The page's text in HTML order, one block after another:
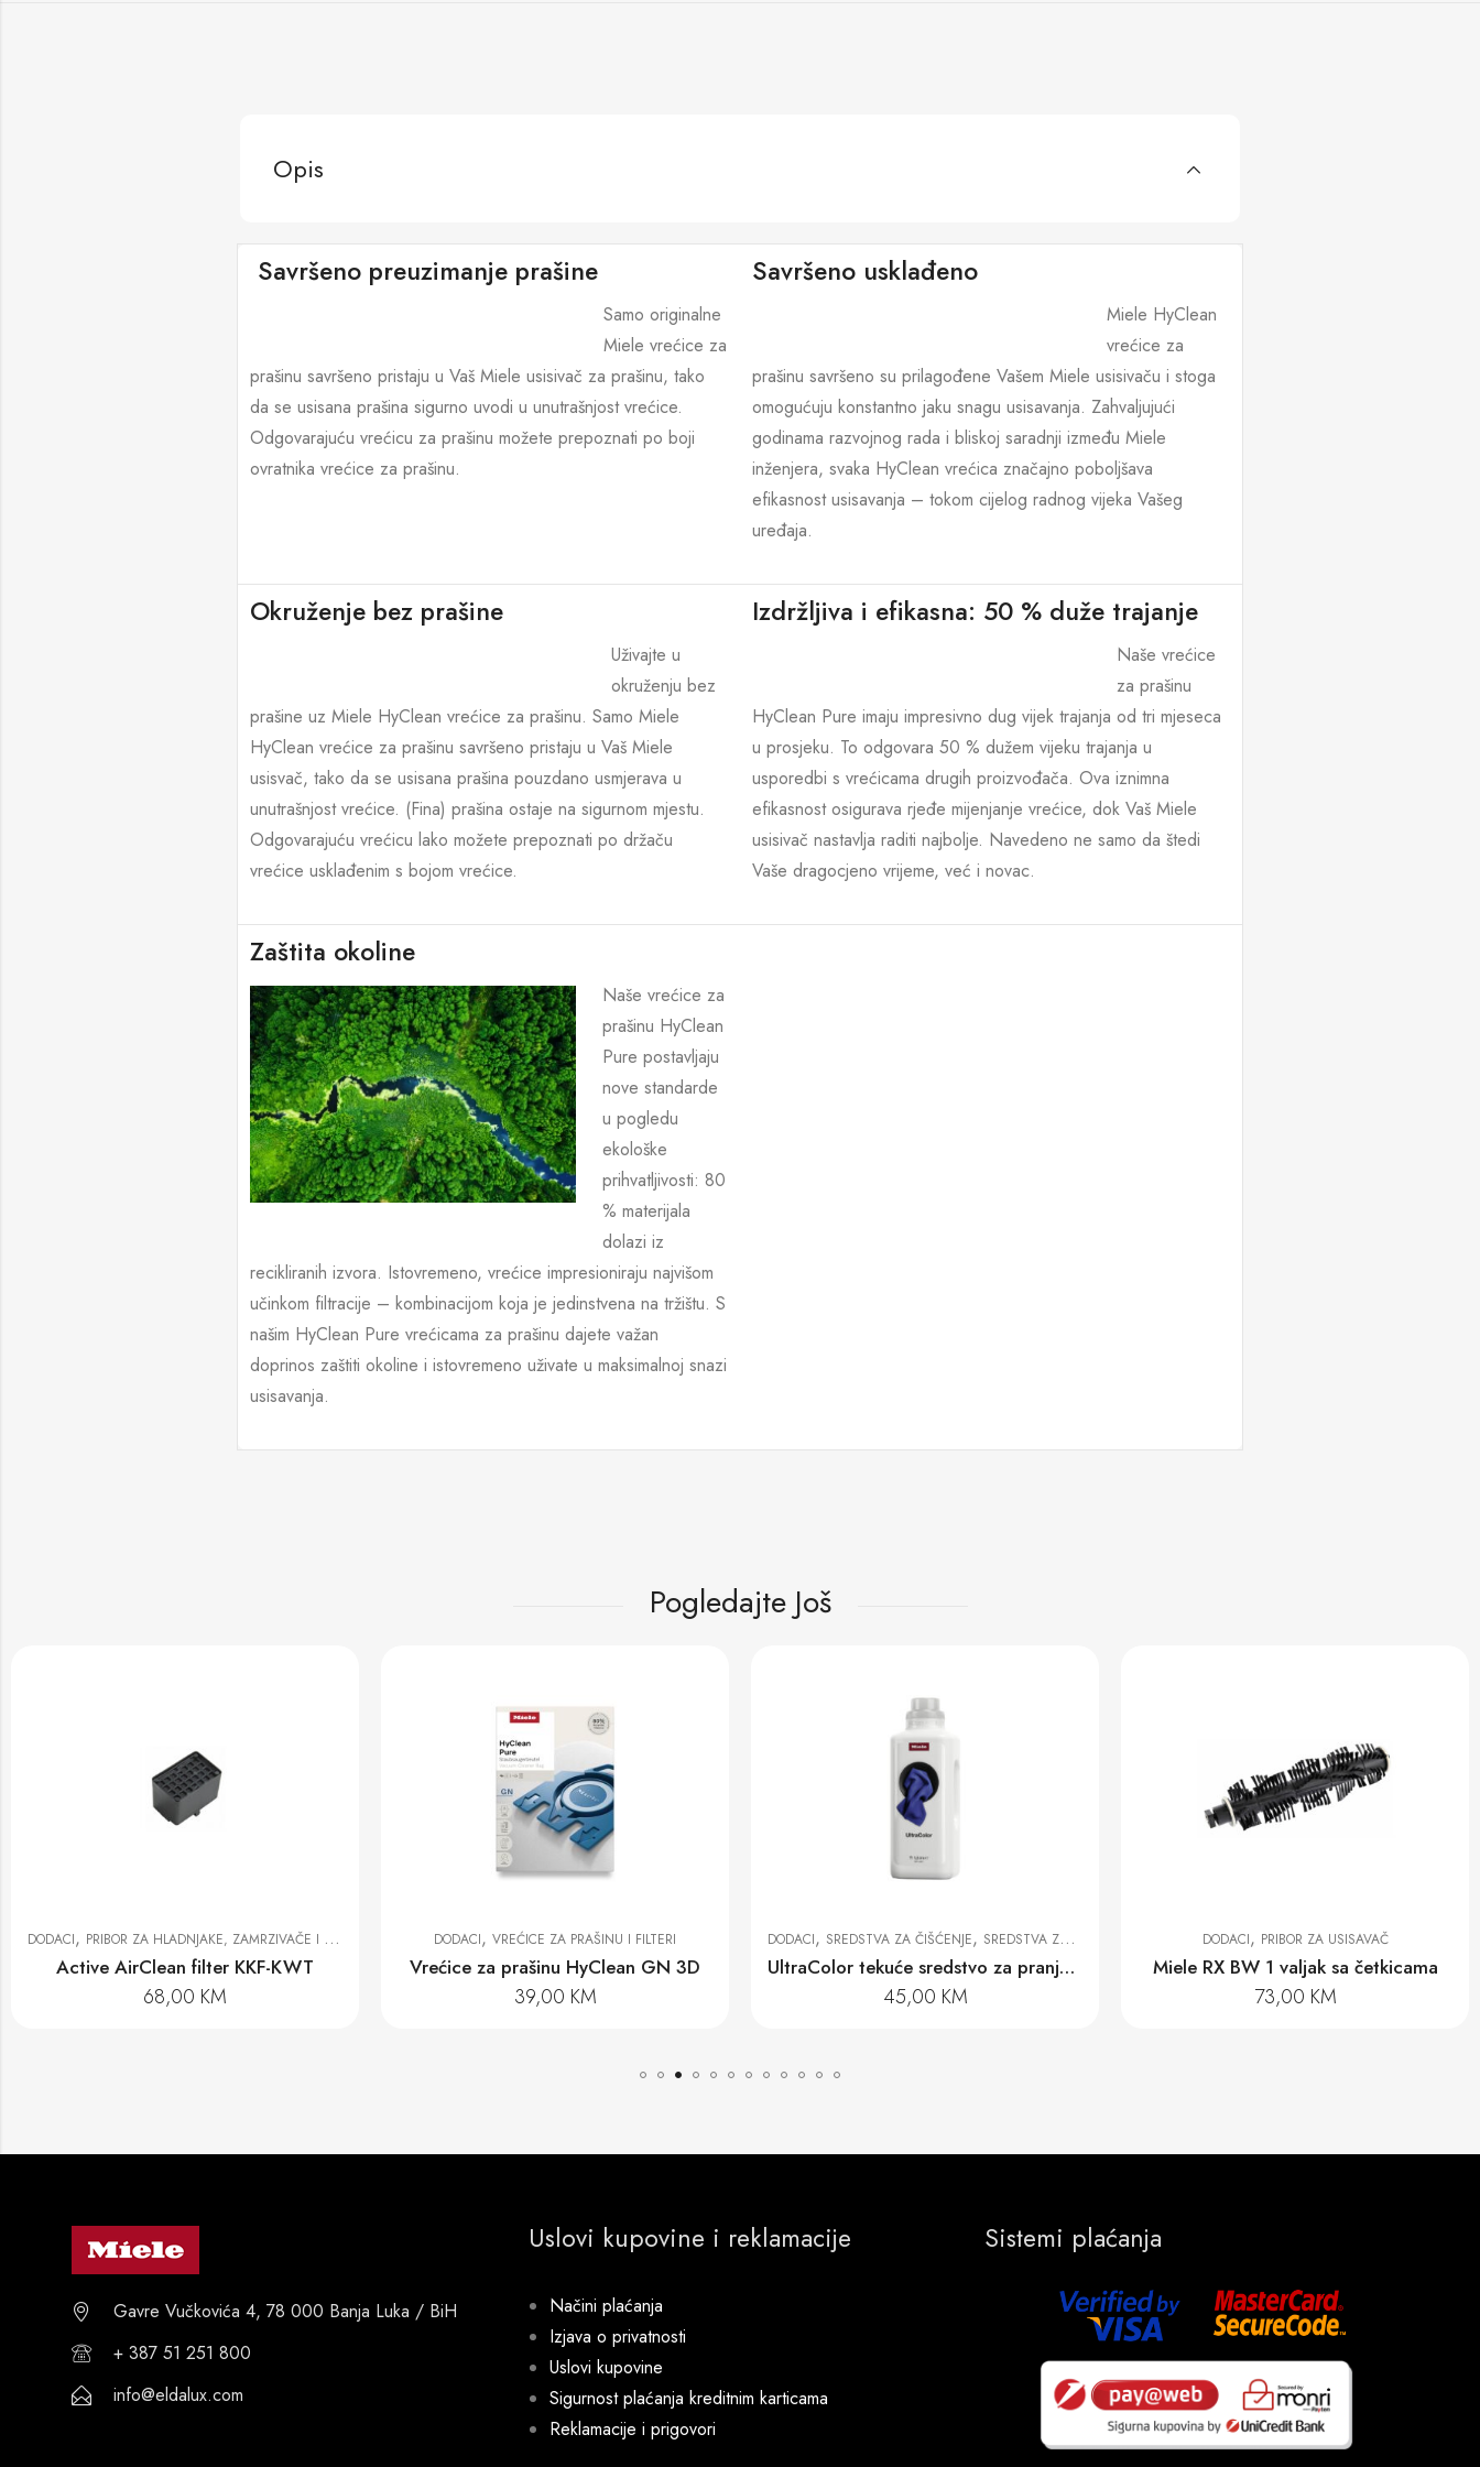
Opis
Savršeno preuzimanje prašine
Samo originalne
Miele vrećice za
prašinu savršeno pristaju u Vaš Miele usisivač za prašinu, tako
da se usisana prašina sigurno uvodi u unutrašnjost vrećice.
Odgovarajuću vrećicu za prašinu možete prepoznati po boji
ovratnika vrećice za prašinu.
Savršeno usklađeno
Miele HyClean
vrećice za
prašinu savršeno su prilagođene Vašem Miele usisivaču i stoga
omogućuju konstantno jaku snagu usisavanja. Zahvaljujući
godinama razvojnog rada i bliskoj saradnji između Miele
inženjera, svaka HyClean vrećica značajno poboljšava
efikasnost usisavanja – tokom cijelog radnog vijeka Vašeg
uređaja.
Okruženje bez prašine
Uživajte u
okruženju bez
prašine uz Miele HyClean vrećice za prašinu. Samo Miele
HyClean vrećice za prašinu savršeno pristaju u Vaš Miele
usisvač, tako da se usisana prašina pouzdano usmjerava u
unutrašnjost vrećice. (Fina) prašina ostaje na sigurnom mjestu.
Odgovarajuću vrećicu lako možete prepoznati po držaču
vrećice usklađenim s bojom vrećice.
Izdržljiva i efikasna: 50 % duže trajanje
Naše vrećice
za prašinu
HyClean Pure imaju impresivno dug vijek trajanja od tri mjeseca
u prosjeku. To odgovara 50 % dužem vijeku trajanja u
usporedbi s vrećicama drugih proizvođača. Ova iznimna
efikasnost osigurava rjeđe mijenjanje vrećice, dok Vaš Miele
usisivač nastavlja raditi najbolje. Navedeno ne samo da štedi
Vaše dragocjeno vrijeme, već i novac.
Zaštita okoline
Naše vrećice za
prašinu HyClean
Pure postavljaju
nove standarde
u pogledu
ekološke
prihvatljivosti: 80
% materijala
dolazi iz
recikliranih izvora. Istovremeno, vrećice impresioniraju najvišom
učinkom filtracije – kombinacijom koja je jedinstvena na tržištu. S
našim HyClean Pure vrećicama za prašinu dajete važan
doprinos zaštiti okoline i istovremeno uživate u maksimalnoj snazi
usisavanja.
Pogledajte Još
DODACI,VREĆICE ZA PRAŠINU I FILTERI
Vrećice za prašinu HyClean GN 3D
39,00 KM
DODACI,SREDSTVA ZA ČIŠĆENJE,SREDSTVA ZA PRANJE RUBLJA
UltraColor tekuće sredstvo za pranje veša
45,00 KM
DODACI, PRIBOR ZA USISAVAČ
Miele RX BW 1 valjak sa četkicama
73,00 KM
DODACI,VREĆICE ZA PRAŠINU I FILTERI
Vrećice za prašinu XXL GN 3D
144,00KM
Gavre Vučkovića 4, 78 000 Banja Luka / BiH
+ 387 51 251 800
info@eldalux.com
Uslovi kupovine i reklamacije
Načini plaćanja
Izjava o privatnosti
Uslovi kupovine
Sigurnost plaćanja kreditnim karticama
Reklamacije i prigovori
Sistemi plaćanja